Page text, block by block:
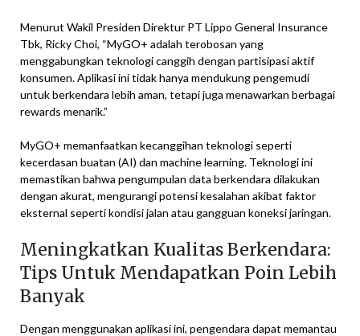
Menurut Wakil Presiden Direktur PT Lippo General Insurance
Tbk, Ricky Choi, “MyGO+ adalah terobosan yang
menggabungkan teknologi canggih dengan partisipasi aktif
konsumen. Aplikasi ini tidak hanya mendukung pengemudi
untuk berkendara lebih aman, tetapi juga menawarkan berbagai
rewards menarik.”
MyGO+ memanfaatkan kecanggihan teknologi seperti
kecerdasan buatan (AI) dan machine learning. Teknologi ini
memastikan bahwa pengumpulan data berkendara dilakukan
dengan akurat, mengurangi potensi kesalahan akibat faktor
eksternal seperti kondisi jalan atau gangguan koneksi jaringan.
Meningkatkan Kualitas Berkendara:
Tips Untuk Mendapatkan Poin Lebih
Banyak
Dengan menggunakan aplikasi ini, pengendara dapat memantau